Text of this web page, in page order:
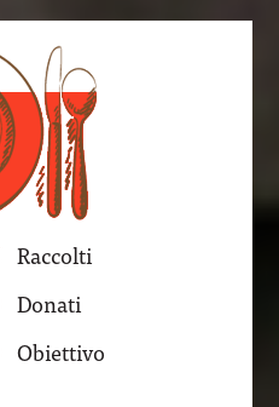
Raccolti
Donati
Obiettivo